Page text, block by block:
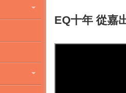
EQ十年 從嘉